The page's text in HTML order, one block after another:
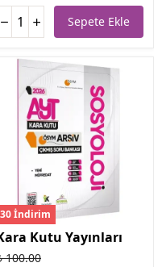
Sepete Ekle
İndirim
Kutu Yayınları
100.00